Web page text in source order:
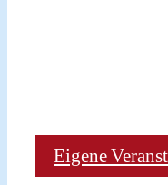
Eigene